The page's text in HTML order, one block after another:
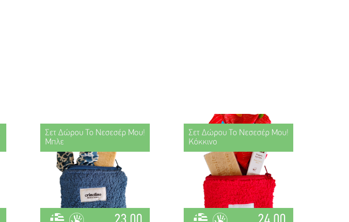
Σετ Δώρου Το Νεσεσέρ Μου!
Μπλε
Σετ Δώρου Το Νεσεσέρ Μου!
Κόκκινο